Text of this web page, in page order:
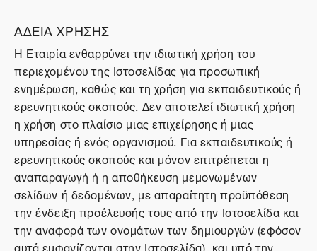
ΑΔΕΙΑ ΧΡΗΣΗΣ
Η Εταιρία ενθαρρύνει την ιδιωτική χρήση του
περιεχομένου της Ιστοσελίδας για προσωπική
ενημέρωση, καθώς και τη χρήση για εκπαιδευτικούς ή
ερευνητικούς σκοπούς. Δεν αποτελεί ιδιωτική χρήση
η χρήση στο πλαίσιο μιας επιχείρησης ή μιας
υπηρεσίας ή ενός οργανισμού. Για εκπαιδευτικούς ή
ερευνητικούς σκοπούς και μόνον επιτρέπεται η
αναπαραγωγή ή η αποθήκευση μεμονωμένων
σελίδων ή δεδομένων, με απαραίτητη προϋπόθεση
την ένδειξη προέλευσής τους από την Ιστοσελίδα και
την αναφορά των ονομάτων των δημιουργών (εφόσον
αυτά εμφανίζονται στην Ιστοσελίδα), και υπό την